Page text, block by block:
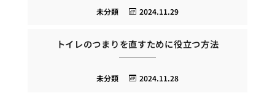
2024.11.29
未分類
トイレのつまりを直すために役立つ方法
2024.11.28
未分類